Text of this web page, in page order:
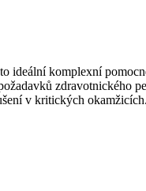
komplexní
zdravotnického
v kritických okamžicích.